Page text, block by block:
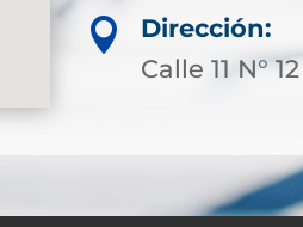

Dirección:
Calle 11 N°